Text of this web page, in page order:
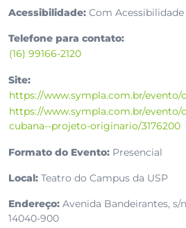
Acessibilidade: Com Acessibilidade
Telefone para contato:
(16) 99166-2120
Site:
https://www.sympla.com.br/evento/
https://www.sympla.com.br/evento/
cubana--projeto-originario/3176200
Formato do Evento: Presencial
Local: Teatro do Campus da USP
Endereço: Avenida Bandeirantes, s/
14040-900